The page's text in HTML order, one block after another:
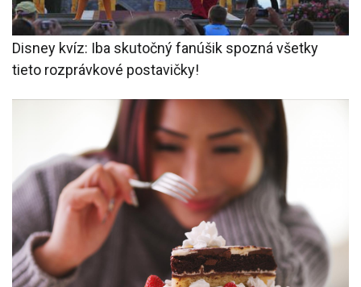
Disney kvíz: Iba skutočný fanúšik spozná všetky
tieto rozprávkové postavičky!